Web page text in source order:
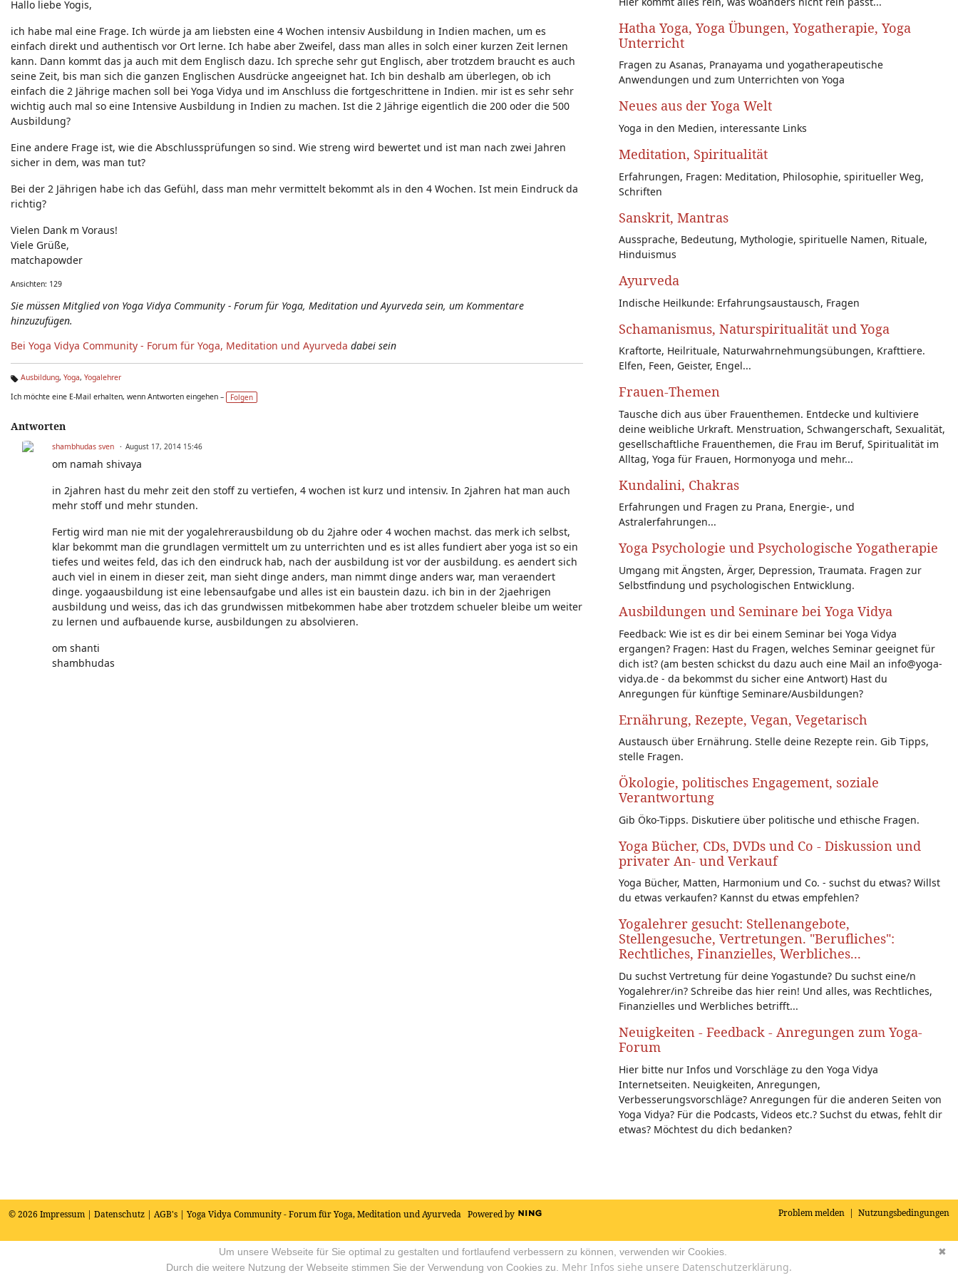
Hallo liebe Yogis,
ich habe mal eine Frage. Ich würde ja am liebsten eine 4 Wochen intensiv Ausbildung in Indien machen, um es
einfach direkt und authentisch vor Ort lerne. Ich habe aber Zweifel, dass man alles in solch einer kurzen Zeit lernen
kann. Dann kommt das ja auch mit dem Englisch dazu. Ich spreche sehr gut Englisch, aber trotzdem braucht es auch
seine Zeit, bis man sich die ganzen Englischen Ausdrücke angeeignet hat. Ich bin deshalb am überlegen, ob ich
einfach die 2 Jährige machen soll bei Yoga Vidya und im Anschluss die fortgeschrittene in Indien. mir ist es sehr sehr
wichtig auch mal so eine Intensive Ausbildung in Indien zu machen. Ist die 2 Jährige eigentlich die 200 oder die 500
Ausbildung?
Eine andere Frage ist, wie die Abschlussprüfungen so sind. Wie streng wird bewertet und ist man nach zwei Jahren
sicher in dem, was man tut?
Bei der 2 Jährigen habe ich das Gefühl, dass man mehr vermittelt bekommt als in den 4 Wochen. Ist mein Eindruck da
richtig?
Vielen Dank m Voraus!
Viele Grüße,
matchapowder
Ansichten: 129
Sie müssen Mitglied von Yoga Vidya Community - Forum für Yoga, Meditation und Ayurveda sein, um Kommentare
hinzuzufügen.
Bei Yoga Vidya Community - Forum für Yoga, Meditation und Ayurveda dabei sein
g
Ausbildung, Yoga, Yogalehrer
Ich möchte eine E-Mail erhalten, wenn Antworten eingehen –
Folgen
Antworten
shambhudas sven August 17, 2014 15:46
om namah shivaya
in 2jahren hast du mehr zeit den stoff zu vertiefen, 4 wochen ist kurz und intensiv. In 2jahren hat man auch
mehr stoff und mehr stunden.
Fertig wird man nie mit der yogalehrerausbildung ob du 2jahre oder 4 wochen machst. das merk ich selbst,
klar bekommt man die grundlagen vermittelt um zu unterrichten und es ist alles fundiert aber yoga ist so ein
tiefes und weites feld, das ich den eindruck hab, nach der ausbildung ist vor der ausbildung. es aendert sich
auch viel in einem in dieser zeit, man sieht dinge anders, man nimmt dinge anders war, man veraendert
dinge. yogaausbildung ist eine lebensaufgabe und alles ist ein baustein dazu. ich bin in der 2jaehrigen
ausbildung und weiss, das ich das grundwissen mitbekommen habe aber trotzdem schueler bleibe um weiter
zu lernen und aufbauende kurse, ausbildungen zu absolvieren.
om shanti
shambhudas
Hatha Yoga, Yoga Übungen, Yogatherapie, Yoga
Unterricht
Fragen zu Asanas, Pranayama und yogatherapeutische
Anwendungen und zum Unterrichten von Yoga
Neues aus der Yoga Welt
Yoga in den Medien, interessante Links
Meditation, Spiritualität
Erfahrungen, Fragen: Meditation, Philosophie, spiritueller Weg,
Schriften
Sanskrit, Mantras
Aussprache, Bedeutung, Mythologie, spirituelle Namen, Rituale,
Hinduismus
Ayurveda
Indische Heilkunde: Erfahrungsaustausch, Fragen
Schamanismus, Naturspiritualität und Yoga
Kraftorte, Heilrituale, Naturwahrnehmungsübungen, Krafttiere.
Elfen, Feen, Geister, Engel...
Frauen-Themen
Tausche dich aus über Frauenthemen. Entdecke und kultiviere
deine weibliche Urkraft. Menstruation, Schwangerschaft, Sexualität,
gesellschaftliche Frauenthemen, die Frau im Beruf, Spiritualität im
Alltag, Yoga für Frauen, Hormonyoga und mehr...
Kundalini, Chakras
Erfahrungen und Fragen zu Prana, Energie-, und
Astralerfahrungen...
Yoga Psychologie und Psychologische Yogatherapie
Umgang mit Ängsten, Ärger, Depression, Traumata. Fragen zur
Selbstfindung und psychologischen Entwicklung.
Ausbildungen und Seminare bei Yoga Vidya
Feedback: Wie ist es dir bei einem Seminar bei Yoga Vidya
ergangen? Fragen: Hast du Fragen, welches Seminar geeignet für
dich ist? (am besten schickst du dazu auch eine Mail an info@yoga-
vidya.de - da bekommst du sicher eine Antwort) Hast du
Anregungen für künftige Seminare/Ausbildungen?
Ernährung, Rezepte, Vegan, Vegetarisch
Austausch über Ernährung. Stelle deine Rezepte rein. Gib Tipps,
stelle Fragen.
Ökologie, politisches Engagement, soziale
Verantwortung
Gib Öko-Tipps. Diskutiere über politische und ethische Fragen.
Yoga Bücher, CDs, DVDs und Co - Diskussion und
privater An- und Verkauf
Yoga Bücher, Matten, Harmonium und Co. - suchst du etwas? Willst
du etwas verkaufen? Kannst du etwas empfehlen?
Yogalehrer gesucht: Stellenangebote,
Stellengesuche, Vertretungen. "Berufliches":
Rechtliches, Finanzielles, Werbliches...
Du suchst Vertretung für deine Yogastunde? Du suchst eine/n
Yogalehrer/in? Schreibe das hier rein! Und alles, was Rechtliches,
Finanzielles und Werbliches betrifft...
Neuigkeiten - Feedback - Anregungen zum Yoga-
Forum
Hier bitte nur Infos und Vorschläge zu den Yoga Vidya
Internetseiten. Neuigkeiten, Anregungen,
Verbesserungsvorschläge? Anregungen für die anderen Seiten von
Yoga Vidya? Für die Podcasts, Videos etc.? Suchst du etwas, fehlt dir
etwas? Möchtest du dich bedanken?
Problem melden | Nutzungsbedingungen
© 2026 Impressum | Datenschutz | AGB's | Yoga Vidya Community - Forum für Yoga, Meditation und Ayurveda Powered by
✖
Um unsere Webseite für Sie optimal zu gestalten und fortlaufend verbessern zu können, verwenden wir Cookies.
Durch die weitere Nutzung der Webseite stimmen Sie der Verwendung von Cookies zu. Mehr Infos siehe unsere Datenschutzerklärung.